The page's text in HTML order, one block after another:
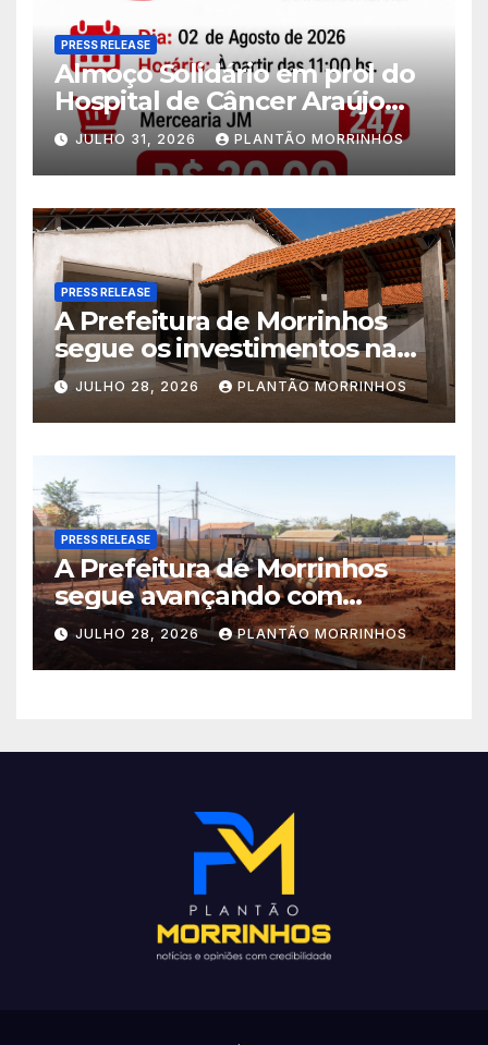
PRESS RELEASE
Almoço Solidário em prol do
Hospital de Câncer Araújo
Jorge é realizado no Jardim
América
JULHO 31, 2026 PLANTÃO MORRINHOS
PRESS RELEASE
A Prefeitura de Morrinhos
segue os investimentos na
educação. A obra da Escola
Municipal Eudóxio de
Figueiredo avança em ritmo
acelerado e já ganha forma.
JULHO 28, 2026 PLANTÃO MORRINHOS
PRESS RELEASE
A Prefeitura de Morrinhos
segue avançando com
importantes investimentos
no Setor Arca de Noé.
JULHO 28, 2026 PLANTÃO MORRINHOS